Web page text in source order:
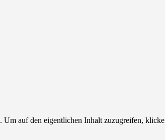
. Um auf den eigentlichen Inhalt zuzugreifen,